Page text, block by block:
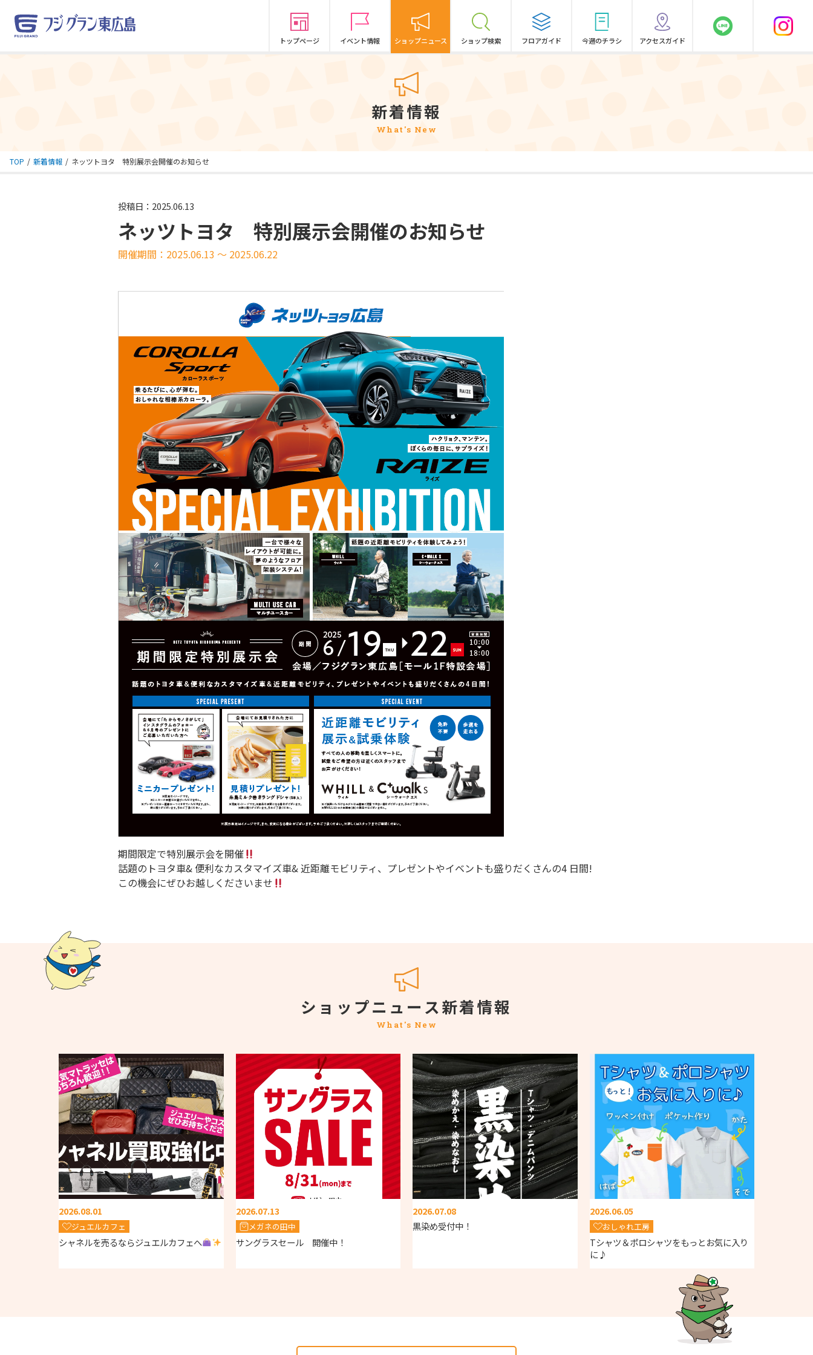
トップページ イベント情報 ショップニュース ショップ検索 フロアガイド 今週のチラシ アクセスガイド
新着情報
What's New
TOP 新着情報 ネッツトヨタ 特別展示会開催のお知らせ
投稿日：2025.06.13
ネッツトヨタ 特別展示会開催のお知らせ
開催期間：2025.06.13 ～ 2025.06.22
期間限定で特別展示会を開催
話題のトヨタ車& 便利なカスタマイズ車& 近距離モビリティ、プレゼントやイベントも盛りだくさんの4 日間!
この機会にぜひお越しくださいませ
ショップニュース新着情報
What's New
2026.08.01
ジュエルカフェ
シャネルを売るならジュエルカフェへ
2026.07.13
メガネの田中
サングラスセール 開催中！
2026.07.08
黒染め受付中！
2026.06.05
おしゃれ工房
Tシャツ＆ポロシャツをもっとお気に入り
に♪